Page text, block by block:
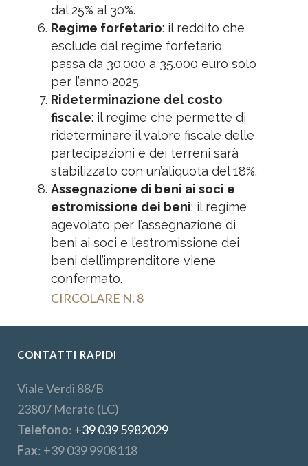
dal 25% al 30%.
Regime forfetario: il reddito che
esclude dal regime forfetario
passa da 30.000 a 35.000 euro solo
per l’anno 2025.
Rideterminazione del costo
fiscale: il regime che permette di
rideterminare il valore fiscale delle
partecipazioni e dei terreni sarà
stabilizzato con un’aliquota del 18%.
Assegnazione di beni ai soci e
estromissione dei beni: il regime
agevolato per l’assegnazione di
beni ai soci e l’estromissione dei
beni dell’imprenditore viene
confermato.
CIRCOLARE N. 8
CONTATTI RAPIDI
Viale Verdi 88/B
23807 Merate (LC)
Telefono: +39 039 5982029
Fax: +39 039 9908118